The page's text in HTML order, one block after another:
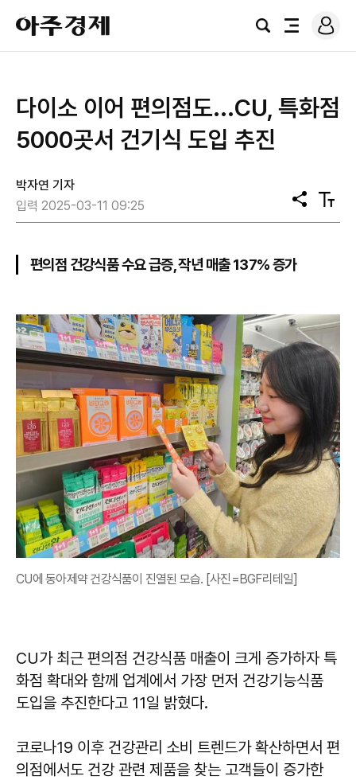
아
주
경
검
전
로
그
다이소 이어 편의점도...CU, 특화점
5000곳서 건기식 도입 추진
박자연 기자
입력 2025-03-11 09:25
공
유
텍
스
편의점 건강식품 수요 급증, 작년 매출 137% 증가
CU에 동아제약 건강식품이 진열된 모습. [사진=BGF리테일]
CU가 최근 편의점 건강식품 매출이 크게 증가하자 특
화점 확대와 함께 업계에서 가장 먼저 건강기능식품
도입을 추진한다고 11일 밝혔다.
코로나19 이후 건강관리 소비 트렌드가 확산하면서 편
의점에서도 건강 관련 제품을 찾는 고객들이 증가한